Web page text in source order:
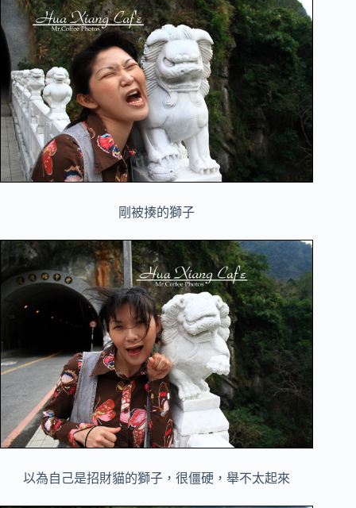
剛被揍的獅子
以為自己是招財貓的獅子，很僵硬，舉不太起來